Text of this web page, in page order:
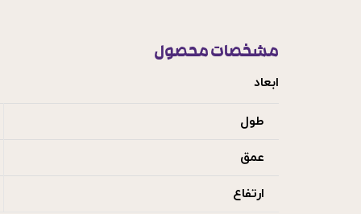
مشخصات محصول
ابعاد
طول
عمق
ارتفاع